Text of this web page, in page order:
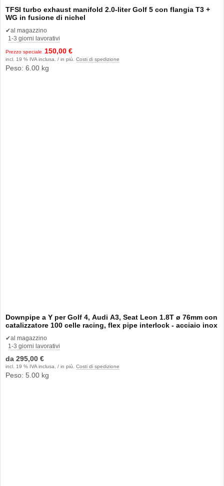
TFSI turbo exhaust manifold 2.0-liter Golf 5 con flangia T3 +
WG in fusione di nichel
✔al magazzino
1-3 giorni lavorativi
Prezzo speciale 150,00 €
incl. 19 % IVA inclusa. / in più. Costi di spedizione
Peso: 6.00 kg
Downpipe a Y per Golf 4, Audi A3, Seat Leon 1.8T ø 76mm con
catalizzatore 100 celle racing, flex pipe interlock - acciaio inox
✔al magazzino
1-3 giorni lavorativi
da 295,00 €
incl. 19 % IVA inclusa. / in più. Costi di spedizione
Peso: 5.00 kg